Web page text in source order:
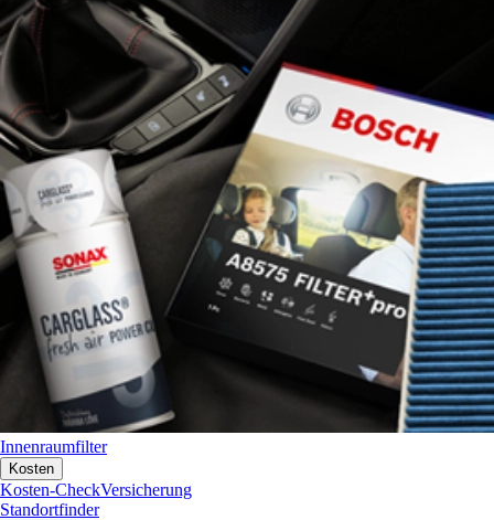
Innenraumfilter
Kosten
Kosten-CheckVersicherung
Standortfinder